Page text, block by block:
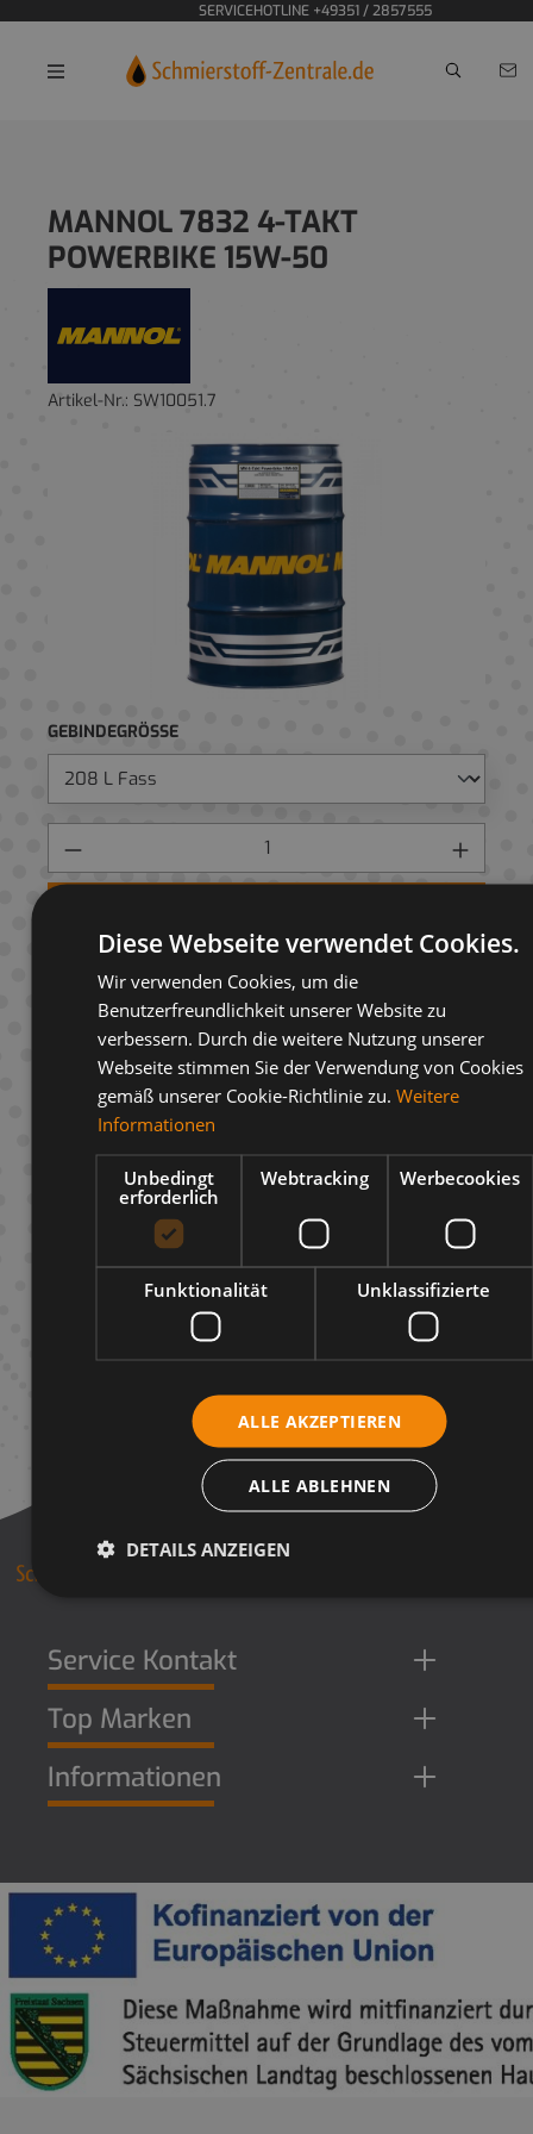
SERVICEHOTLINE +49351 / 2857555
MANNOL 7832 4-TAKT
POWERBIKE 15W-50
Artikel-Nr.: SW10051.7
GEBINDEGRÖSSE
Beschreibung
Infos zum Hersteller
Service Kontakt
Top Marken
Informationen
Diese Webseite verwendet Cookies.
Wir verwenden Cookies, um die
Benutzerfreundlichkeit unserer Website zu
verbessern. Durch die weitere Nutzung unserer
Webseite stimmen Sie der Verwendung von Cookies
gemäß unserer Cookie-Richtlinie zu. Weitere
Informationen
Unbedingt
erforderlich
Webtracking Werbecookies
Funktionalität Unklassifizierte
ALLE AKZEPTIEREN
ALLE ABLEHNEN
DETAILS ANZEIGEN